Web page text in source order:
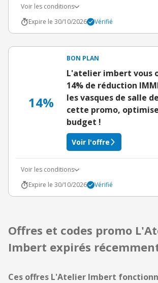
Voir les conditions
Expire le 30/10/2026
Vérifié
14%
BON PLAN
L'atelier imbert vous
14% de réduction
les vasques de salle
cette promo,
budget !
Voir l'offre
Voir les conditions
Expire le 30/10/2026
Vérifié
Offres et codes promo
Imbert expirés
Ces offres L'Atelier Imbert